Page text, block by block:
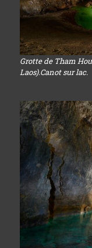
Grotte de Tham
Laos).Canot sur lac.